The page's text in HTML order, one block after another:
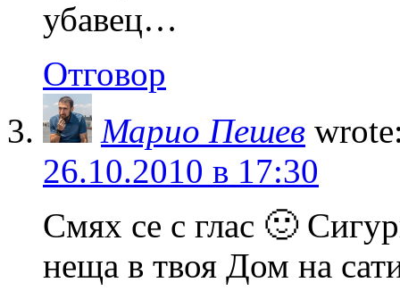
убавец…
Отговор
Марио Пешев
26.10.2010 в 17:30
Смях се с глас 🙂
неща в твоя Дом на